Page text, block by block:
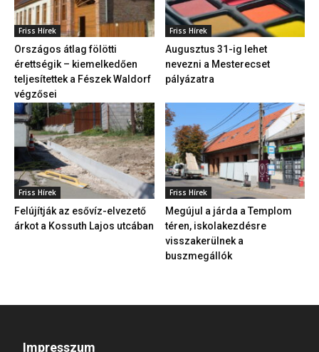
Friss Hírek
Országos átlag fölötti
érettségik – kiemelkedően
teljesítettek a Fészek Waldorf
végzősei
Friss Hírek
Augusztus 31-ig lehet
nevezni a Mesterecset
pályázatra
Friss Hírek
Felújítják az esővíz-elvezető
árkot a Kossuth Lajos utcában
Friss Hírek
Megújul a járda a Templom
téren, iskolakezdésre
visszakerülnek a
buszmegállók
Impresszum